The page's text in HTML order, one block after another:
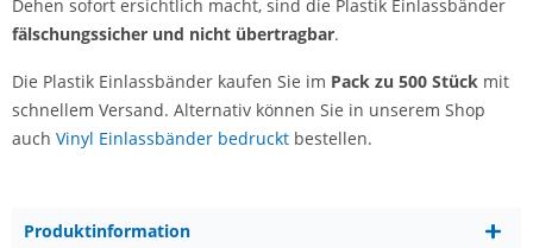
Dehen sofort ersichtlich macht, sind die Plastik Einlassbänder
fälschungssicher und nicht übertragbar.
Die Plastik Einlassbänder kaufen Sie im Pack zu 500 Stück mit
schnellem Versand. Alternativ können Sie in unserem Shop
auch Vinyl Einlassbänder bedruckt bestellen.
Produktinformation